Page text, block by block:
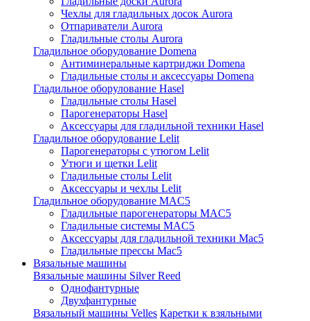
Чехлы для гладильных досок Aurora
Отпариватели Aurora
Гладильные столы Aurora
Гладильное оборудование Domena
Антиминеральные картриджи Domena
Гладильные столы и аксессуары Domena
Гладильное оборулование Hasel
Гладильные столы Hasel
Парогенераторы Hasel
Аксессуары для гладильной техники Hasel
Гладильное оборудование Lelit
Парогенераторы с утюгом Lelit
Утюги и щетки Lelit
Гладильные столы Lelit
Аксессуары и чехлы Lelit
Гладильное оборудование MAC5
Гладильные парогенераторы MAC5
Гладильные системы MAC5
Аксессуары для гладильной техники Mac5
Гладильные прессы Mac5
Вязальные машины
Вязальные машины Silver Reed
Однофантурные
Двухфантурные
Вязальный машины Velles Каретки к взяльными